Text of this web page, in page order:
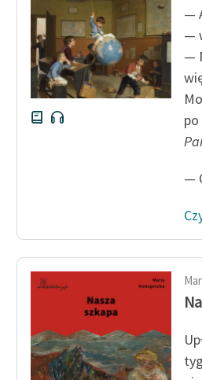
—
—
—
—